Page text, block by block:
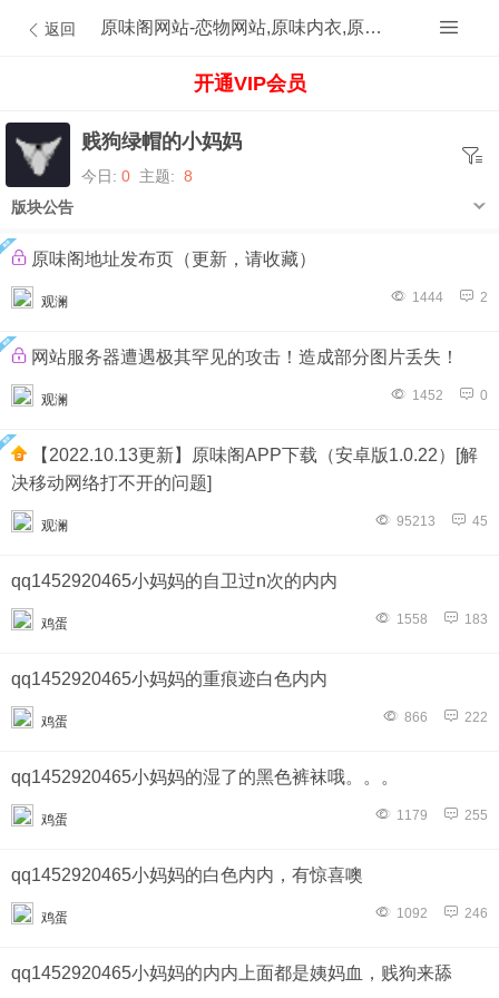
返回 原味阁网站-恋物网站,原味内衣,原味内裤,原味丝袜,原味内内,原味MM,原味原创的原味论坛
开通VIP会员
贱狗绿帽的小妈妈
今日: 0 主题: 8
版块公告
原味阁地址发布页（更新，请收藏）
观澜 1444 2
网站服务器遭遇极其罕见的攻击！造成部分图片丢失！
观澜 1452 0
决移动网络打不开的问题]
观澜 95213 45
qq1452920465小妈妈的自卫过n次的内内
鸡蛋 1558 183
qq1452920465小妈妈的重痕迹白色内内
鸡蛋 866 222
qq1452920465小妈妈的湿了的黑色裤袜哦。。。
鸡蛋 1179 255
qq1452920465小妈妈的白色内内，有惊喜噢
鸡蛋 1092 246
qq1452920465小妈妈的内内上面都是姨妈血，贱狗来舔